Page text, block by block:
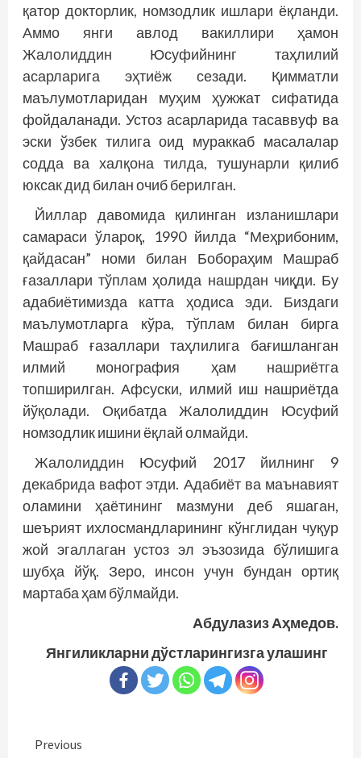
қатор докторлик, номзодлик ишлари ёқланди.
Аммо янги авлод вакиллири ҳамон
Жалолиддин Юсуфийнинг таҳлилий
асарларига эҳтиёж сезади. Қимматли
маълумотларидан муҳим ҳужжат сифатида
фойдаланади. Устоз асарларида тасаввуф ва
эски ўзбек тилига оид мураккаб масалалар
содда ва халқона тилда, тушунарли қилиб
юксак дид билан очиб берилган.
Йиллар давомида қилинган изланишлари
самараси ўла­роқ, 1990 йилда “Меҳрибоним,
қайдасан” номи билан Бобораҳим Машраб
ғазаллари тўплам ҳолида нашр­дан чиқди. Бу
адабиётимизда катта ҳодиса эди. Биздаги
маълумотларга кўра, тўплам билан бирга
Машраб ғазаллари таҳлилига бағишланган
илмий монография ҳам наш­риётга
топширилган. Афсуски, илмий иш нашриётда
йўқолади. Оқибатда Жалолиддин Юсуфий
номзодлик ишини ёқлай олмайди.
Жалолиддин Юсуфий 2017 йилнинг 9
декабрида вафот этди. Адабиёт ва маънавият
оламини ҳаётининг мазмуни деб яшаган,
шеърият ихлосмандларининг кўнглидан чуқур
жой эгаллаган устоз эл эъзозида бўлишига
шубҳа йўқ. Зеро, инсон учун бундан ортиқ
мартаба ҳам бўлмайди.
Абдулазиз Аҳмедов.
Янгиликларни дўстларингизга улашинг
Continue
Previous